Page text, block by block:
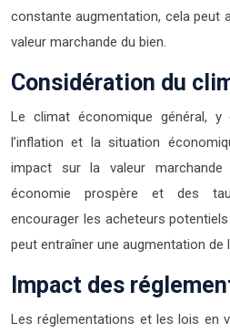
constante augmentation, cela peut
valeur marchande du bien.
Considération du
Le climat économique général, y
l’inflation et la situation
impact sur la valeur marchande
économie prospère et des
encourager les acheteurs
peut entraîner une augmentation de
Impact des
Les réglementations et les lois en